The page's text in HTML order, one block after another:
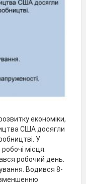
економіки,
США досягли
У
місця.
робочий день.
Водився 8-